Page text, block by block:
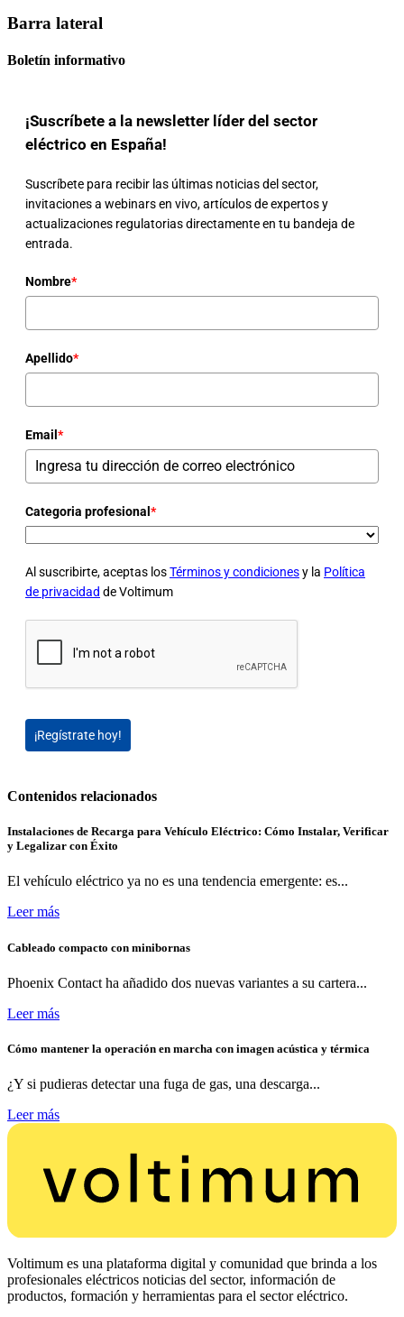
Barra lateral
Boletín informativo
¡Suscríbete a la newsletter líder del sector
eléctrico en España!
Suscríbete para recibir las últimas noticias del sector,
invitaciones a webinars en vivo, artículos de expertos y
actualizaciones regulatorias directamente en tu bandeja de
entrada.
Nombre*
Apellido*
Email *
Categoria profesional *
Al suscribirte, aceptas losTérminos y condicionesy la Política
de privacidad de Voltimum
¡Regístrate hoy!
Contenidos relacionados
Instalaciones de Recarga para Vehículo Eléctrico: Cómo Instalar, Verificar
y Legalizar con Éxito
El vehículo eléctrico ya no es una tendencia emergente: es...
Leer más
Cableado compacto con minibornas
Phoenix Contact ha añadido dos nuevas variantes a su cartera...
Leer más
Cómo mantener la operación en marcha con imagen acústica y térmica
¿Y si pudieras detectar una fuga de gas, una descarga...
Leer más
Voltimum es una plataforma digital y comunidad que brinda a los
profesionales eléctricos noticias del sector, información de
productos, formación y herramientas para el sector eléctrico.